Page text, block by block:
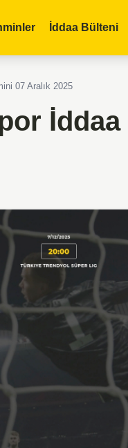
İddaa Bülteni
07 Aralık 2025